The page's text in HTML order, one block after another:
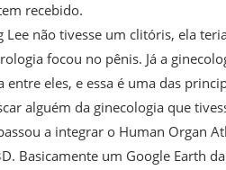
recebido.
Lee não tivesse um clitóris, ela
focou no pênis. Já a
eles, e essa é uma das
alguém da ginecologia que
a integrar o Human Organ
Basicamente um Google Earth